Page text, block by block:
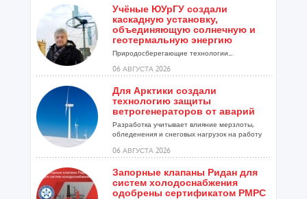
Учёные ЮУрГУ создали
каскадную установку,
объединяющую солнечную и
геотермальную энергию
Природосберегающие технологии...
06 АВГУСТА 2026
Для Арктики создали
технологию защиты
ветрогенераторов от аварий
Разработка учитывает влияние мерзлоты,
обледенения и снеговых нагрузок на работу
06 АВГУСТА 2026
Запорные клапаны Ридан для
систем холодоснабжения
одобрены сертификатом РМРС